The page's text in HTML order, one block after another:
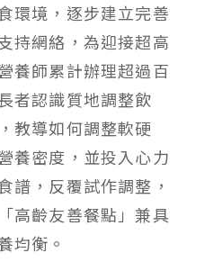
環境，逐步建立完善
持網絡，為迎接超高
養師累計辦理超過百
者認識質地調整飲
教導如何調整軟硬
養密度，並投入心力
譜，反覆試作調整，
高齡友善餐點」兼具
均衡。